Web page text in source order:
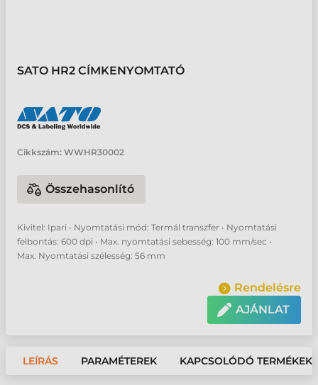
SATO HR2 CÍMKENYOMTATÓ
Cikkszám: WWHR30002
Összehasonlító
Kivitel: Ipari • Nyomtatási mód: Termál transzfer • Nyomtatási
felbontás: 600 dpi • Max. nyomtatási sebesség: 100 mm/sec •
Max. Nyomtatási szélesség: 56 mm
Rendelésre
AJÁNLAT
LEÍRÁS PARAMÉTEREK KAPCSOLÓDÓ TERMÉKEK